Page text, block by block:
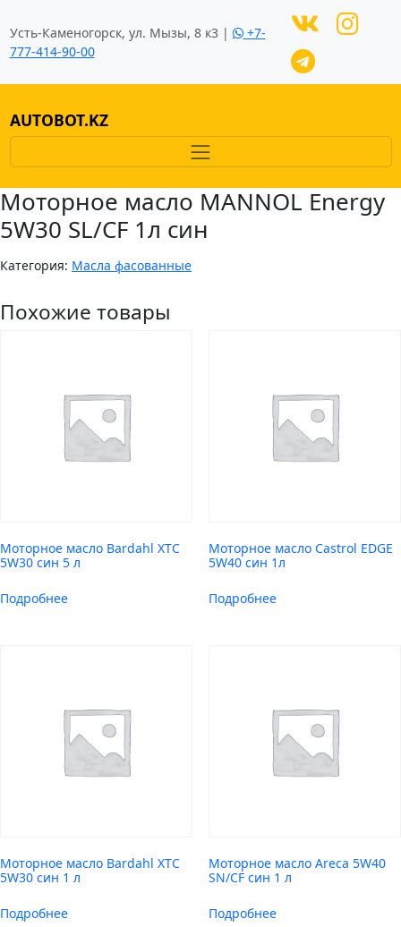
Усть-Каменогорск, ул. Мызы, 8 к3 |
+7-
777-414-90-00
AUTOBOT.KZ
Моторное масло MANNOL Energy
5W30 SL/CF 1л син
Категория: Масла фасованные
Похожие товары
Моторное масло Bardahl XTC
5W30 син 5 л
Подробнее
Моторное масло Castrol EDGE
5W40 син 1л
Подробнее
Моторное масло Bardahl XTC
5W30 син 1 л
Подробнее
Моторное масло Areca 5W40
SN/CF син 1 л
Подробнее